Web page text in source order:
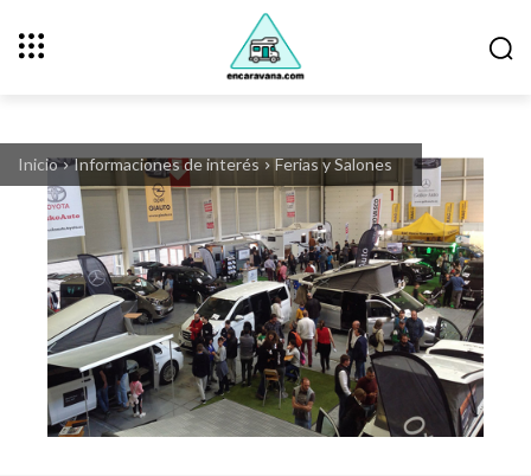
Inicio Informaciones de interés Ferias y Salones